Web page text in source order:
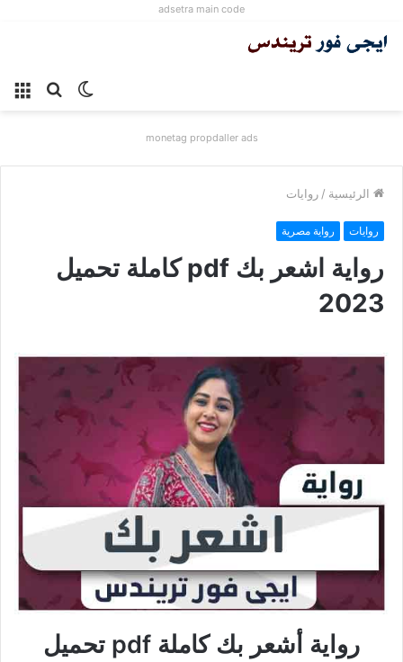
adsetra main code
بحث الوضع
monetag propdaller ads
الرئيسية / روايات
روايات رواية مصرية
رواية اشعر بك pdf كاملة تحميل
2023
رواية أشعر بك كاملة pdf تحميل